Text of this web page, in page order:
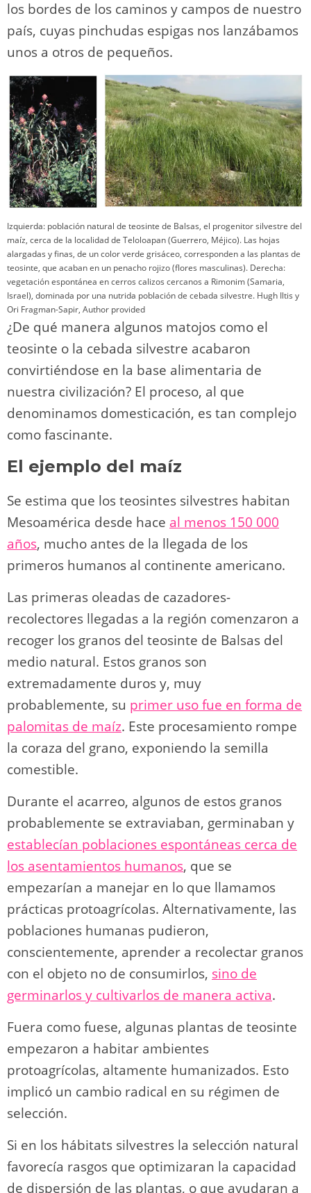
los bordes de los caminos y campos de nuestro
país, cuyas pinchudas espigas nos lanzábamos
unos a otros de pequeños.
Izquierda: población natural de teosinte de Balsas, el progenitor silvestre del
maíz, cerca de la localidad de Teloloapan (Guerrero, Méjico). Las hojas
alargadas y finas, de un color verde grisáceo, corresponden a las plantas de
teosinte, que acaban en un penacho rojizo (flores masculinas). Derecha:
vegetación espontánea en cerros calizos cercanos a Rimonim (Samaria,
Israel), dominada por una nutrida población de cebada silvestre. Hugh Iltis y
Ori Fragman-Sapir, Author provided
¿De qué manera algunos matojos como el
teosinte o la cebada silvestre acabaron
convirtiéndose en la base alimentaria de
nuestra civilización? El proceso, al que
denominamos domesticación, es tan complejo
como fascinante.
El ejemplo del maíz
Se estima que los teosintes silvestres habitan
Mesoamérica desde hace al menos 150 000
años, mucho antes de la llegada de los
primeros humanos al continente americano.
Las primeras oleadas de cazadores-
recolectores llegadas a la región comenzaron a
recoger los granos del teosinte de Balsas del
medio natural. Estos granos son
extremadamente duros y, muy
probablemente, su primer uso fue en forma de
palomitas de maíz. Este procesamiento rompe
la coraza del grano, exponiendo la semilla
comestible.
Durante el acarreo, algunos de estos granos
probablemente se extraviaban, germinaban y
establecían poblaciones espontáneas cerca de
los asentamientos humanos, que se
empezarían a manejar en lo que llamamos
prácticas protoagrícolas. Alternativamente, las
poblaciones humanas pudieron,
conscientemente, aprender a recolectar granos
con el objeto no de consumirlos, sino de
germinarlos y cultivarlos de manera activa.
Fuera como fuese, algunas plantas de teosinte
empezaron a habitar ambientes
protoagrícolas, altamente humanizados. Esto
implicó un cambio radical en su régimen de
selección.
Si en los hábitats silvestres la selección natural
favorecía rasgos que optimizaran la capacidad
de dispersión de las plantas, o que ayudaran a